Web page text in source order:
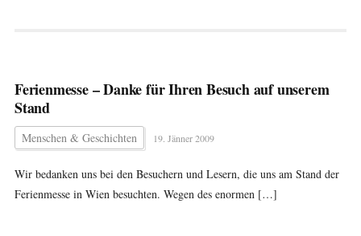
Ferienmesse – Danke für Ihren Besuch auf unserem
Stand
Menschen & Geschichten 19. Jänner 2009
Wir bedanken uns bei den Besuchern und Lesern, die uns am Stand der
Ferienmesse in Wien besuchten. Wegen des enormen […]